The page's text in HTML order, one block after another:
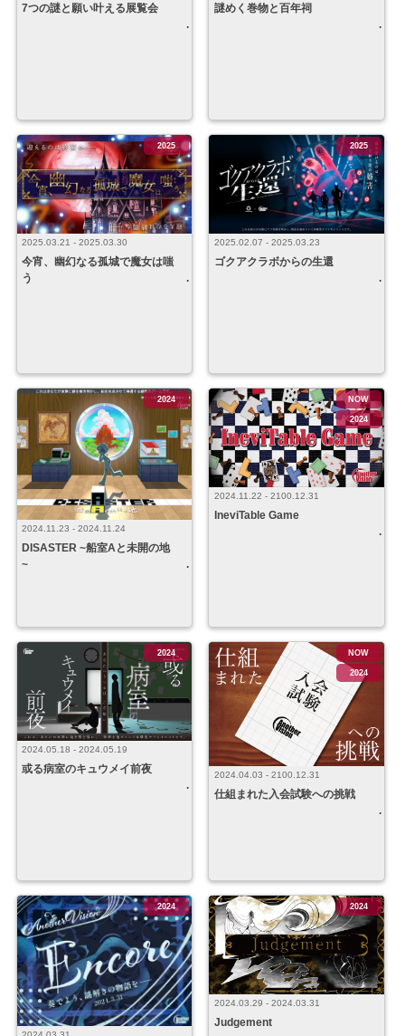
7つの謎と願い叶える展覧会 謎めく巻物と百年祠
2025.03.21 - 2025.03.30
今宵、幽幻なる孤城で魔女は嗤
う
2025
2025.02.07 - 2025.03.23
ゴクアクラボからの生還
2025
2024.11.23 - 2024.11.24
DISASTER ~船室Aと未開の地
~
2024
2024.11.22 - 2100.12.31
IneviTable Game
NOW
2024
2024.05.18 - 2024.05.19
或る病室のキュウメイ前夜
2024
2024.04.03 - 2100.12.31
仕組まれた入会試験への挑戦
NOW
2024
2024
2024.03.29 - 2024.03.31
Judgement
2024